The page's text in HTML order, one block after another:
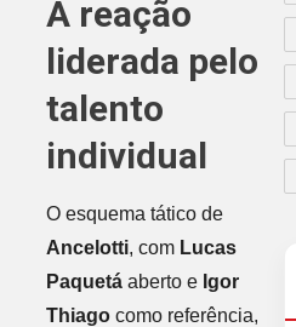
A reação
liderada pelo
talento
individual
O esquema tático de
Ancelotti, com Lucas
Paquetáaberto e Igor
Thiagocomo referência,